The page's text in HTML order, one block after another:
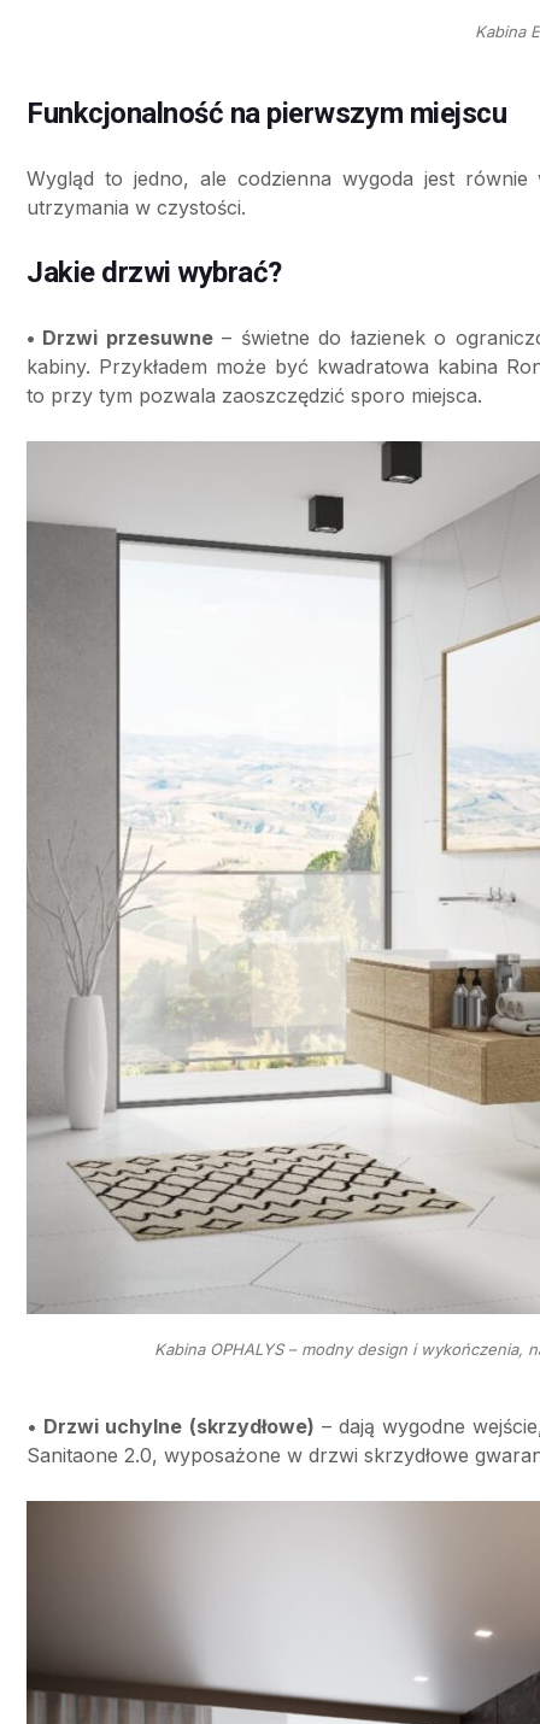
Kabina
Funkcjonalność na pierwszym miejscu
Wygląd to jedno, ale codzienna wygoda jest równie
utrzymania w czystości.
Jakie drzwi wybrać?
• Drzwi przesuwne– świetne do łazienek o
kabiny. Przykładem może być kwadratowa kabina
to przy tym pozwala zaoszczędzić sporo miejsca.
Kabina OPHALYS – modny design i wykończenia,
• Drzwi uchylne (skrzydłowe) – dają wygodne
Sanitaone 2.0, wyposażone w drzwi skrzydłowe